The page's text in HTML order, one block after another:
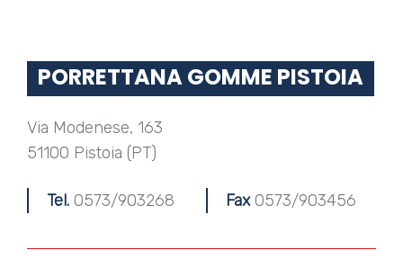
PORRETTANA GOMME PISTOIA
Via Modenese, 163
51100 Pistoia (PT)
Tel. 0573/903268 Fax0573/903456